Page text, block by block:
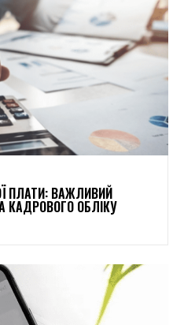
ПЛАТИ: ВАЖЛИВИЙ
КАДРОВОГО ОБЛІКУ